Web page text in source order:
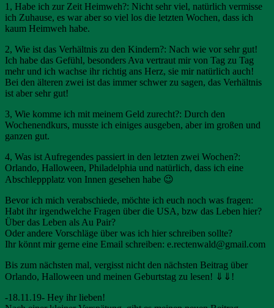
1, Habe ich zur Zeit Heimweh?: Nicht sehr viel, natürlich vermisse
ich Zuhause, es war aber so viel los die letzten Wochen, dass ich
kaum Heimweh habe.
2, Wie ist das Verhältnis zu den Kindern?: Nach wie vor sehr gut!
Ich habe das Gefühl, besonders Ava vertraut mir von Tag zu Tag
mehr und ich wachse ihr richtig ans Herz, sie mir natürlich auch!
Bei den älteren zwei ist das immer schwer zu sagen, das Verhältnis
ist aber sehr gut!
3, Wie komme ich mit meinem Geld zurecht?: Durch den
Wochenendkurs, musste ich einiges ausgeben, aber im großen und
ganzen gut.
4, Was ist Aufregendes passiert in den letzten zwei Wochen?:
Orlando, Halloween, Philadelphia und natürlich, dass ich eine
Abschleppplatz von Innen gesehen habe 😉
Bevor ich mich verabschiede, möchte ich euch noch was fragen:
Habt ihr irgendwelche Fragen über die USA, bzw das Leben hier?
Über das Leben als Au Pair?
Oder andere Vorschläge über was ich hier schreiben sollte?
Ihr könnt mir gerne eine Email schreiben: e.rectenwald@gmail.com
Bis zum nächsten mal, vergisst nicht den nächsten Beitrag über
Orlando, Halloween und meinen Geburtstag zu lesen! ⇓⇓!
-18.11.19- Hey ihr lieben!